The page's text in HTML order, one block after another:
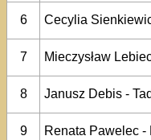
6
Cecylia
7
Mieczysław
8
Janusz Debis -
9
Renata Pawelec -